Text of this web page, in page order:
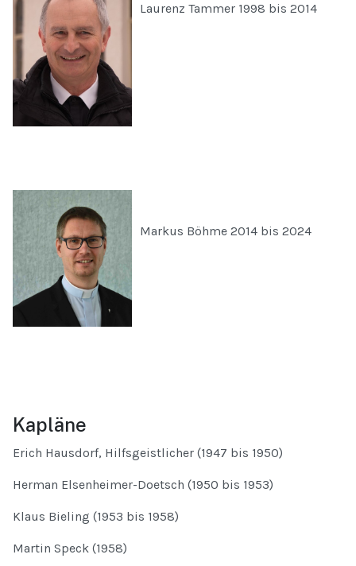
Laurenz Tammer 1998 bis 2014
Markus Böhme 2014 bis 2024
Kapläne
Erich Hausdorf, Hilfsgeistlicher (1947 bis 1950)
Herman Elsenheimer-Doetsch (1950 bis 1953)
Klaus Bieling (1953 bis 1958)
Martin Speck (1958)